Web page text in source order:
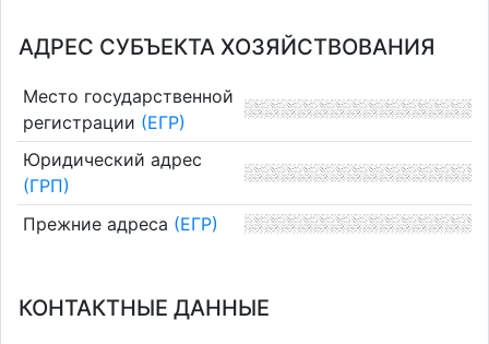
АДРЕС СУБЪЕКТА ХОЗЯЙСТВОВАНИЯ
Место государственной
регистрации (ЕГР)
Юридический адрес
(ГРП)
Прежние адреса (ЕГР)
КОНТАКТНЫЕ ДАННЫЕ